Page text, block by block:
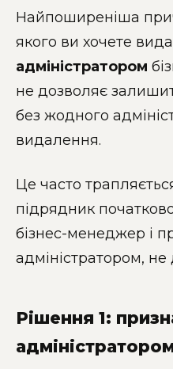
Найпоширеніша
якого ви хочете
адміністратором
не дозволяє
без жодного
видалення.
Це часто
підрядник
бізнес-менеджер і
адміністратором,
Рішення 1: